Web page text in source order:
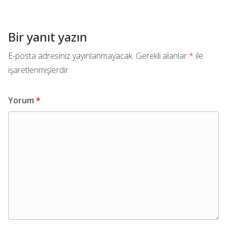
Bir yanıt yazın
E-posta adresiniz yayınlanmayacak. Gerekli alanlar * ile
işaretlenmişlerdir
Yorum *